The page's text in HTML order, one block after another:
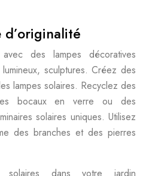
d’originalité
des lampes décoratives
sculptures. Créez des
lampes solaires. Recyclez des
bocaux en verre ou des
solaires uniques. Utilisez
des branches et des pierres